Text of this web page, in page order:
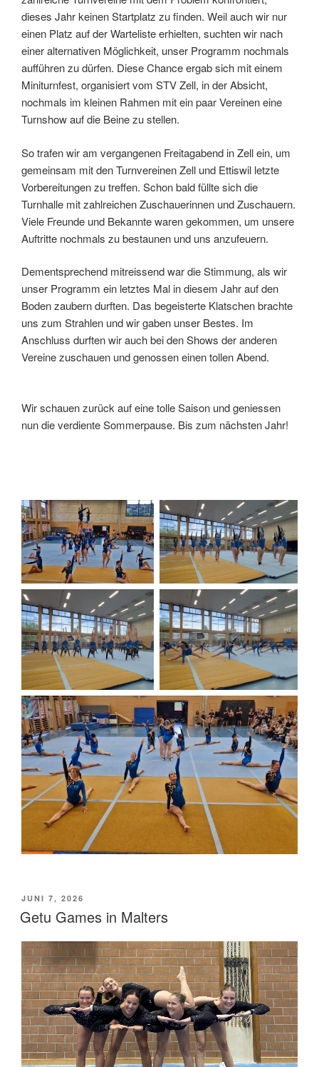
dieses Jahr keinen Startplatz zu finden. Weil auch wir nur
einen Platz auf der Warteliste erhielten, suchten wir nach
einer alternativen Möglichkeit, unser Programm nochmals
aufführen zu dürfen. Diese Chance ergab sich mit einem
Miniturnfest, organisiert vom STV Zell, in der Absicht,
nochmals im kleinen Rahmen mit ein paar Vereinen eine
Turnshow auf die Beine zu stellen.
So trafen wir am vergangenen Freitagabend in Zell ein, um
gemeinsam mit den Turnvereinen Zell und Ettiswil letzte
Vorbereitungen zu treffen. Schon bald füllte sich die
Turnhalle mit zahlreichen Zuschauerinnen und Zuschauern.
Viele Freunde und Bekannte waren gekommen, um unsere
Auftritte nochmals zu bestaunen und uns anzufeuern.
Dementsprechend mitreissend war die Stimmung, als wir
unser Programm ein letztes Mal in diesem Jahr auf den
Boden zaubern durften. Das begeisterte Klatschen brachte
uns zum Strahlen und wir gaben unser Bestes. Im
Anschluss durften wir auch bei den Shows der anderen
Vereine zuschauen und genossen einen tollen Abend.
Wir schauen zurück auf eine tolle Saison und geniessen
nun die verdiente Sommerpause. Bis zum nächsten Jahr!
VERÖFFENTLICHT
AM
JUNI 7, 2026
Getu Games in Malters